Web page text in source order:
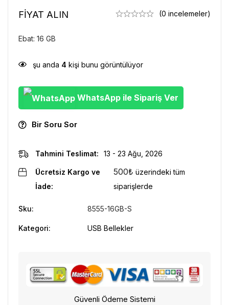
FİYAT ALIN (0 incelemeler)
Ebat: 16 GB
şu anda 4 kişi bunu görüntülüyor
WhatsApp ile Sipariş Ver
Bir Soru Sor
Tahmini Teslimat: 13 - 23 Ağu, 2026
Ücretsiz Kargo ve
İade:
500₺ üzerindeki tüm
siparişlerde
Sku: 8555-16GB-S
Kategori: USB Bellekler
Güvenli Ödeme Sistemi